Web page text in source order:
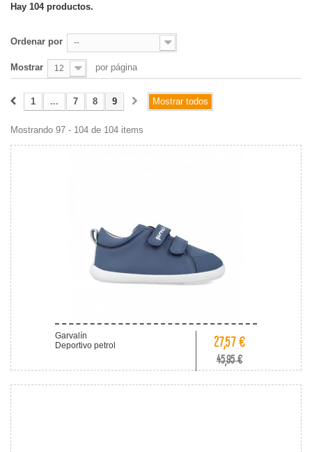
Hay 104 productos.
Ordenar por --
Mostrar 12 por página
Mostrar todos
1 ... 7 8 9
Mostrando 97 - 104 de 104 items
Garvalín
Deportivo petrol
27,57 €
45,95 €